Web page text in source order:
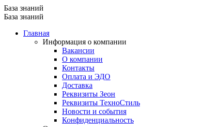
База знаний
База знаний
Главная
Информация о компании
Вакансии
О компании
Контакты
Оплата и ЭДО
Доставка
Реквизиты Зеон
Реквизиты ТехноСтиль
Новости и события
Конфиденциальность